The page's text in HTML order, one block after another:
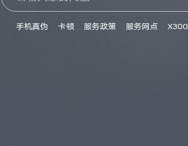
手机真伪 卡顿 服务政策 服务网点 X300